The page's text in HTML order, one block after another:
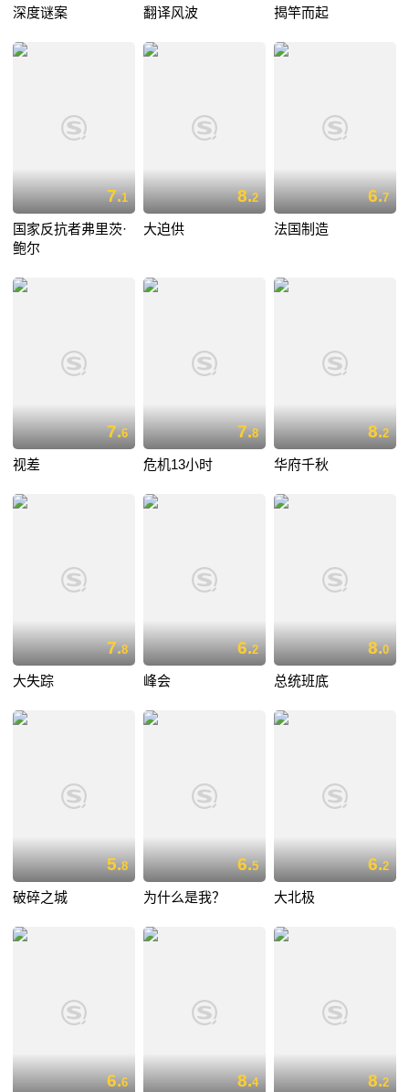
深度谜案 翻译风波 揭竿而起
7.1
国家反抗者弗里茨·
鲍尔
8.2
大迫供
6.7
法国制造
7.6
视差
7.8
危机13小时
8.2
华府千秋
7.8
大失踪
6.2
峰会
8.0
总统班底
5.8
破碎之城
6.5
为什么是我？
6.2
大北极
6.6 8.4 8.2